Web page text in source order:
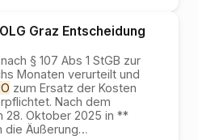
OLG Graz Entscheidung
§ 107 Abs 1 StGB zur
Monaten verurteilt und
zum Ersatz der Kosten
Nach dem
28. Oktober 2025 in **
die Äußerung…